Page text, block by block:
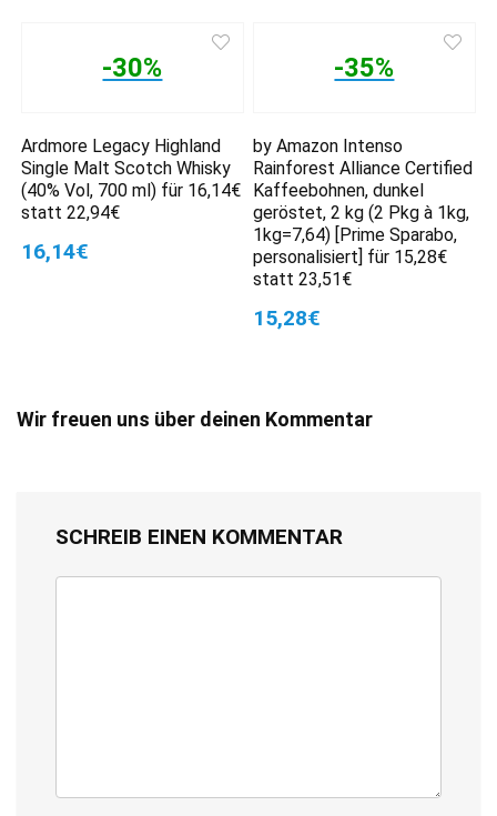
-30%
Ardmore Legacy Highland
Single Malt Scotch Whisky
(40% Vol, 700 ml) für 16,14€
statt 22,94€
16,14€
-35%
by Amazon Intenso
Rainforest Alliance Certified
Kaffeebohnen, dunkel
geröstet, 2 kg (2 Pkg à 1kg,
1kg=7,64) [Prime Sparabo,
personalisiert] für 15,28€
statt 23,51€
15,28€
Wir freuen uns über deinen Kommentar
SCHREIB EINEN KOMMENTAR